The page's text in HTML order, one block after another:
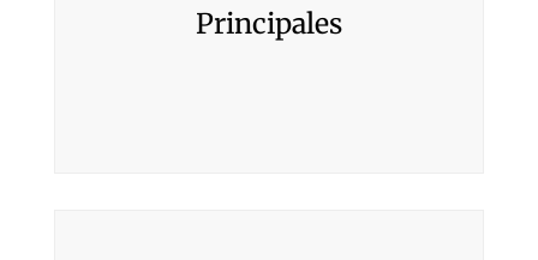
Principales